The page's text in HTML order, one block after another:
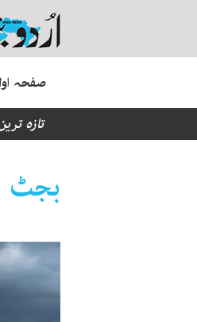
صفحہ
تازہ
بجٹ